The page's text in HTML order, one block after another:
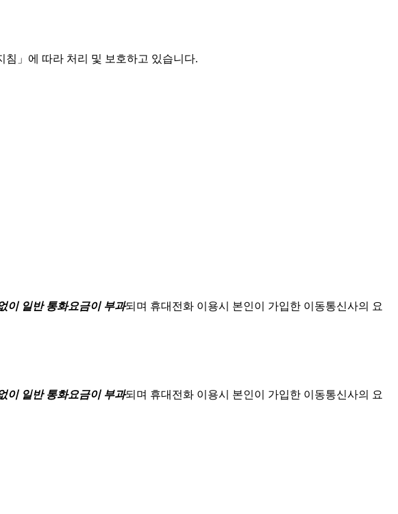
」에 따라 처리 및 보호하고 있습니다.
이 일반 통화요금이 부과되며 휴대전화 이용시 본인이 가입한 이동통신사의 요
이 일반 통화요금이 부과되며 휴대전화 이용시 본인이 가입한 이동통신사의 요